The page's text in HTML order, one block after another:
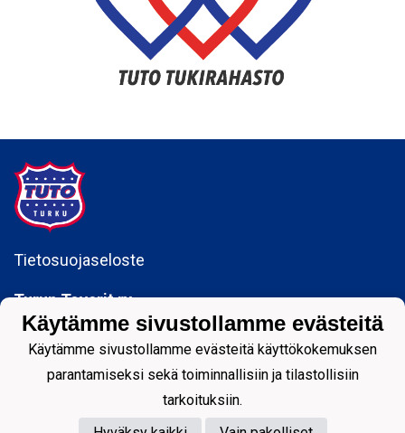
Tietosuojaseloste
Turun Toverit ry
Sepänkatu 5b, 20700 Turku
toimisto@tuto.fi
Y-tunnus: 0142329-1
Käytämme sivustollamme evästeitä
Käytämme sivustollamme evästeitä käyttökokemuksen
parantamiseksi sekä toiminnallisiin ja tilastollisiin
tarkoituksiin.